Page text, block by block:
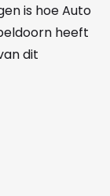
is hoe Auto
heeft
dit